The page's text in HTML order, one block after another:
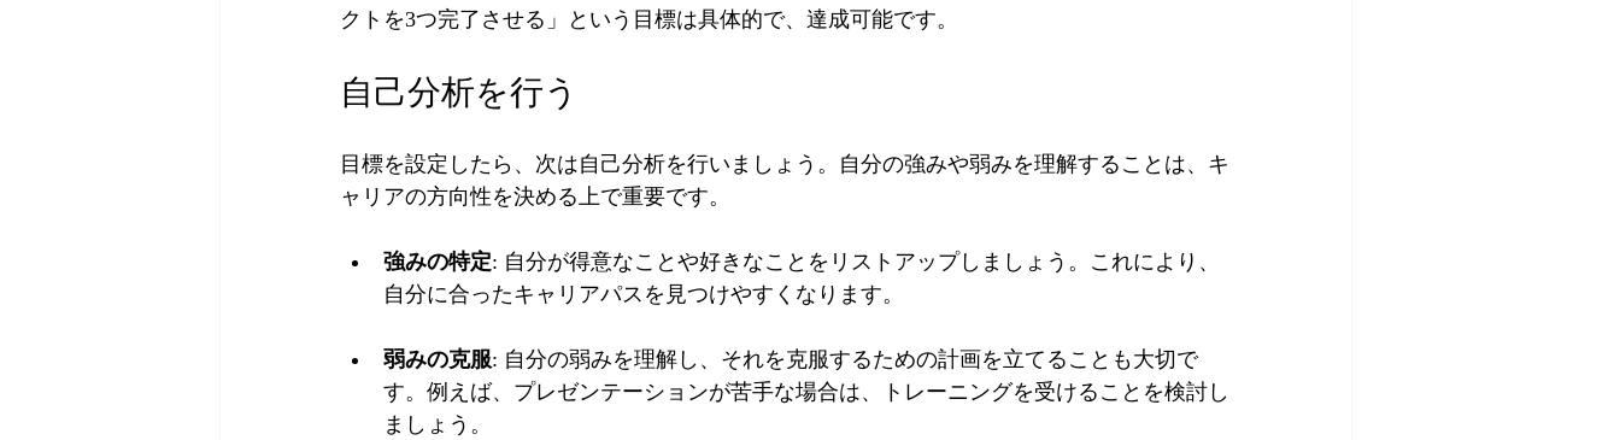
クトを3つ完了させる」という目標は具体的で、達成可能です。
自己分析を行う
目標を設定したら、次は自己分析を行いましょう。自分の強みや弱みを理解することは、キ
ャリアの方向性を決める上で重要です。
強みの特定: 自分が得意なことや好きなことをリストアップしましょう。これにより、
自分に合ったキャリアパスを見つけやすくなります。
弱みの克服: 自分の弱みを理解し、それを克服するための計画を立てることも大切で
す。例えば、プレゼンテーションが苦手な場合は、トレーニングを受けることを検討し
ましょう。